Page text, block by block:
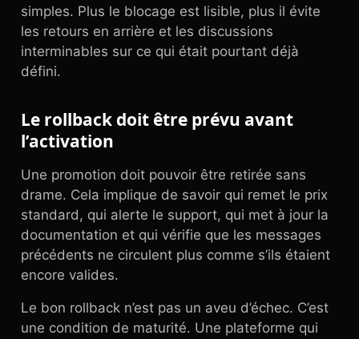
simples. Plus le blocage est lisible, plus il évite
les retours en arrière et les discussions
interminables sur ce qui était pourtant déjà
défini.
Le rollback doit être prévu avant
l’activation
Une promotion doit pouvoir être retirée sans
drame. Cela implique de savoir qui remet le prix
standard, qui alerte le support, qui met à jour la
documentation et qui vérifie que les messages
précédents ne circulent plus comme s’ils étaient
encore valides.
Le bon rollback n’est pas un aveu d’échec. C’est
une condition de maturité. Une plateforme qui